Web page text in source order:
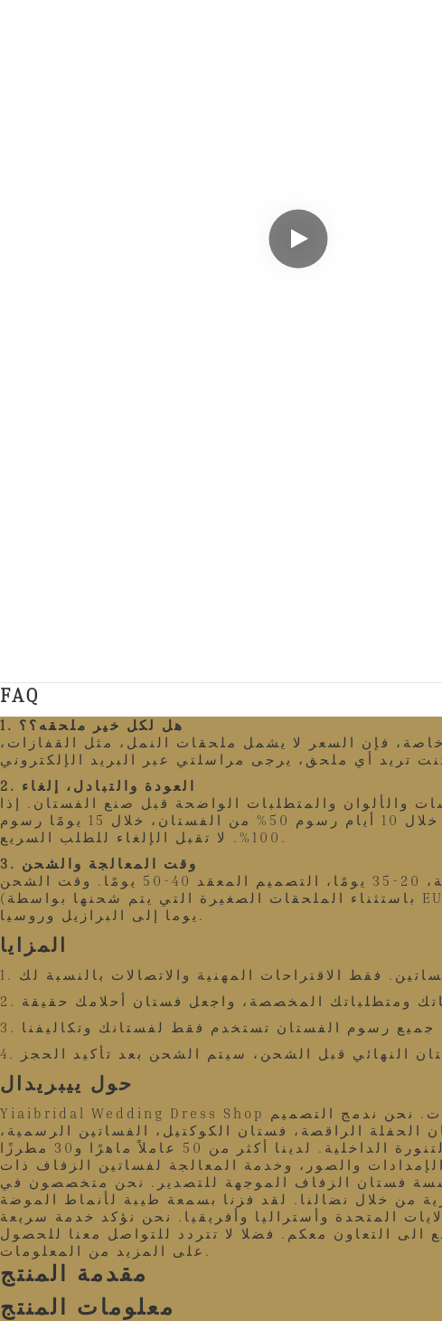
FAQ
1. هل لكل خير ملحقه؟؟
فإن السعر لا يشمل ملحقات النمل، مثل القفازات،
2. العودة والتبادل، إلغاء
والألوان والمتطلبات الواضحة قبل صنع الفستان. إذا
تم إلغاء الطلب بعد الدفع خلال يومين بدون رسوم إضافية، خلال 5 أيام رسوم 20% من الفستان، خلال 10 أيام رسوم 50% من الفستان، خلال 15 يومًا رسوم
100%. لا تقبل الإلغاء للطلب السريع.
3. وقت المعالجة والشحن
يعتمد وقت الإنتاج لدينا على التصميم، التصميم البسيط هو 15-20 يومًا، التصميمات العادية، 20-35 يومًا، التصميم المعقد 40-50 يومًا. وقت الشحن
(باستثناء الملحقات الصغيرة التي يتم شحنها بواسطة EUB) هو 5-15 يومًا إلى اليورو والولايات المتحدة الأمريكية وأستراليا. 7-15 يوما إلى أفريقيا. 15-35
يوما إلى البرازيل وروسيا.
المزايا
ومتطلباتك المخصصة، واجعل فستان أحلامك حقيقة
حول ييبريدال
Yiaibridal Wedding Dress Shop هي شركة تصنيع متخصصة في فساتين الزفاف لأكثر من 15 عامًا، وتقدم أكثر من 20 نوعًا من المنتجات. نحن ندمج التصميم
الراقصة، فستان الكوكتيل، الفساتين الرسمية،
فستان الزفاف المصمم، فساتين الأطفال الزهرية وإكسسوارات الزفاف. مثل الحجاب والقفازات والتنورة الداخلية. لدينا أكثر من 50 عاملاً ماهرًا و30 مطرزًا
وعينات من الإمدادات والصور، وخدمة المعالجة لفساتين الزفاف ذات
فستان الزفاف الموجهة للتصدير. نحن متخصصون في
من خلال نضالنا. لقد فزنا بسمعة طيبة لأنماط الموضة
المتحدة وأستراليا وأفريقيا. نحن نؤكد خدمة سريعة
الى التعاون معكم. فضلا لا تتردد للتواصل معنا للحصول
على المزيد من المعلومات.
مقدمة المنتج
معلومات المنتج